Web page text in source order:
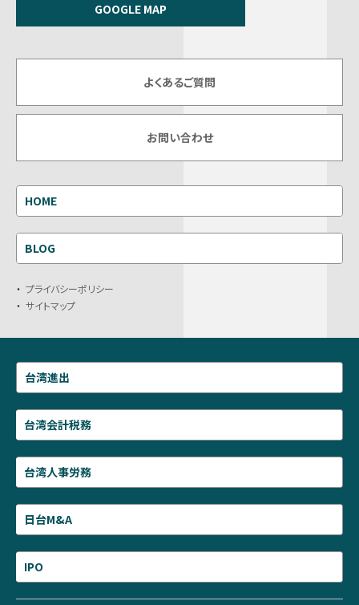
GOOGLE MAP
よくあるご質問
お問い合わせ
HOME
BLOG
プライバシーポリシー
サイトマップ
台湾進出
台湾会計税務
台湾人事労務
日台M&A
IPO